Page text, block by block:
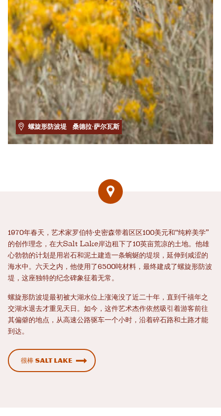
螺旋形防波堤 桑德拉·萨尔瓦斯
1970年春天，艺术家罗伯特·史密森带着区区100美元和“纯粹美学”
的创作理念，在大Salt Lake岸边租下了10英亩荒凉的土地。他雄
心勃勃的计划是用岩石和泥土建造一条蜿蜒的堤坝，延伸到咸涩的
海水中。六天之内，他使用了6500吨材料，最终建成了螺旋形防波
堤，这座独特的纪念碑象征着无常。
螺旋形防波堤最初被大湖水位上涨淹没了近二十年，直到千禧年之
交湖水退去才重见天日。如今，这件艺术杰作依然吸引着游客前往
其偏僻的地点，从高速公路驱车一个小时，沿着碎石路和土路才能
到达。
很棒 Salt Lake